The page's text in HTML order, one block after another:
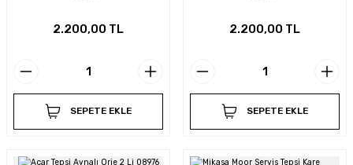
2.200,00 TL
SEPETE EKLE
2.200,00 TL
SEPETE EKLE